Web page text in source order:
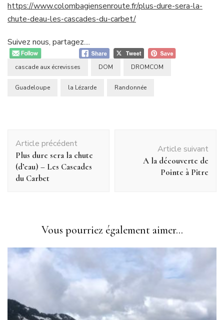
https://www.colombagiensenroute.fr/plus-dure-sera-la-
chute-deau-les-cascades-du-carbet/
Suivez nous, partagez....
cascade aux écrevisses DOM DROMCOM
Guadeloupe la Lézarde Randonnée
d'article
Article précédent
Plus dure sera la chute
(d’eau) – Les Cascades
du Carbet
Article suivant
A la découverte de
Pointe à Pitre
Vous pourriez également aimer...